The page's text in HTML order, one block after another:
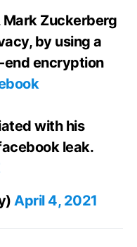
Zuckerberg
by using a
encryption
with his
leak.
April 4, 2021